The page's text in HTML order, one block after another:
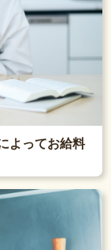
よってお給料